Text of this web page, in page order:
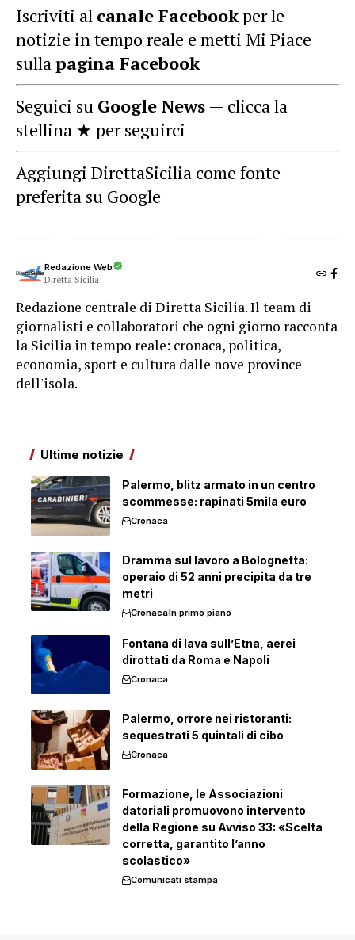
Iscriviti al canale Facebookper le
notizie in tempo reale e metti Mi Piace
sullapagina Facebook
Seguici su Google News — clicca la
stellina ★ per seguirci
Aggiungi DirettaSicilia come fonte
preferita su Google
Redazione Web
Diretta Sicilia
Redazione centrale di Diretta Sicilia. Il team di
giornalisti e collaboratori che ogni giorno racconta
la Sicilia in tempo reale: cronaca, politica,
economia, sport e cultura dalle nove province
dell'isola.
Ultime notizie
Palermo, blitz armato in un centro
scommesse: rapinati 5mila euro
Cronaca
Dramma sul lavoro a Bolognetta:
operaio di 52 anni precipita da tre
metri
CronacaIn primo piano
Fontana di lava sull’Etna, aerei
dirottati da Roma e Napoli
Cronaca
Palermo, orrore nei ristoranti:
sequestrati 5 quintali di cibo
Cronaca
Formazione, le Associazioni
datoriali promuovono intervento
della Regione su Avviso 33: «Scelta
corretta, garantito l’anno
scolastico»
Comunicati stampa